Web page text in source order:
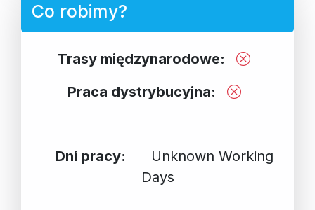
Co robimy?
Trasy międzynarodowe:
Praca dystrybucyjna:
Dni pracy:
Unknown Working
Days